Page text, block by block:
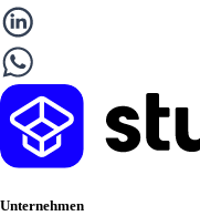
Unternehmen